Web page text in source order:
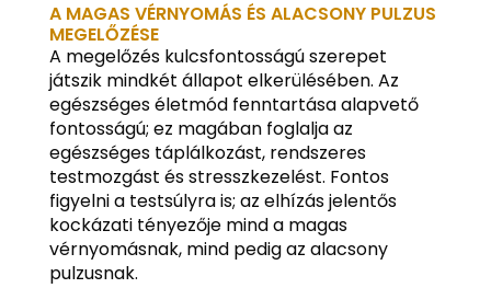
A MAGAS VÉRNYOMÁS ÉS ALACSONY PULZUS
MEGELŐZÉSE
A megelőzés kulcsfontosságú szerepet
játszik mindkét állapot elkerülésében. Az
egészséges életmód fenntartása alapvető
fontosságú; ez magában foglalja az
egészséges táplálkozást, rendszeres
testmozgást és stresszkezelést. Fontos
figyelni a testsúlyra is; az elhízás jelentős
kockázati tényezője mind a magas
vérnyomásnak, mind pedig az alacsony
pulzusnak.